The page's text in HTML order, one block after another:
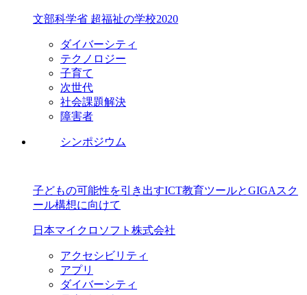
文部科学省 超福祉の学校2020
ダイバーシティ
テクノロジー
子育て
次世代
社会課題解決
障害者
シンポジウム
子どもの可能性を引き出すICT教育ツールとGIGAスク
ール構想に向けて
日本マイクロソフト株式会社
アクセシビリティ
アプリ
ダイバーシティ